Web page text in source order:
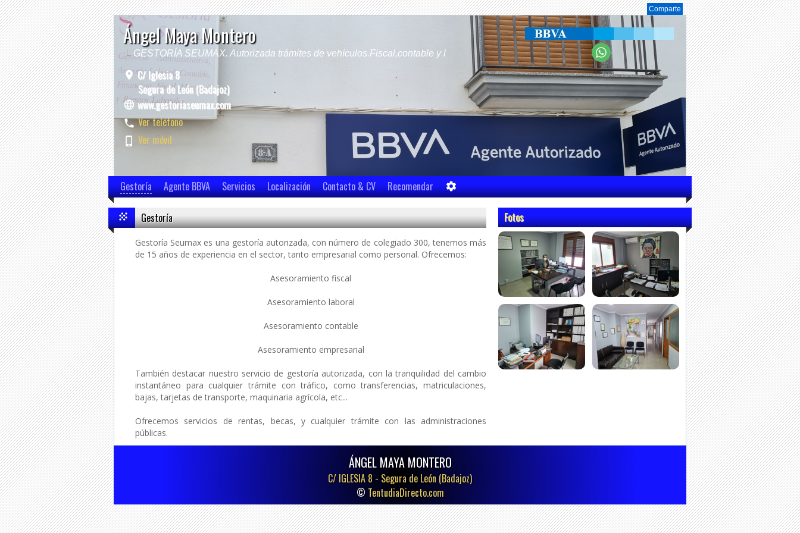
Comparte
Ángel Maya Montero
GESTORÍA SEUMAX. Autorizada trámites de vehículos.Fiscal,contable y l
C/ Iglesia 8
Segura de León (Badajoz)
www.gestoriaseumax.com
Ver teléfono
Ver móvil
Gestoría Agente BBVA Servicios Localización Contacto & CV Recomendar
Gestoría
Gestoría Seumax es una gestoría autorizada, con número de colegiado 300, tenemos más
de 15 años de experiencia en el sector, tanto empresarial como personal. Ofrecemos:
Asesoramiento fiscal
Asesoramiento laboral
Asesoramiento contable
Asesoramiento empresarial
También destacar nuestro servicio de gestoría autorizada, con la tranquilidad del cambio
instantáneo para cualquier trámite con tráfico, como transferencias, matriculaciones,
bajas, tarjetas de transporte, maquinaria agrícola, etc...
Ofrecemos servicios de rentas, becas, y cualquier trámite con las administraciones
públicas.
Fotos
ÁNGEL MAYA MONTERO
C/ IGLESIA 8 - Segura de León (Badajoz)
© TentudiaDirecto.com